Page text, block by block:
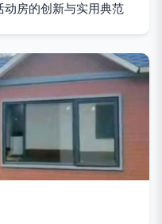
房的创新与实用典范